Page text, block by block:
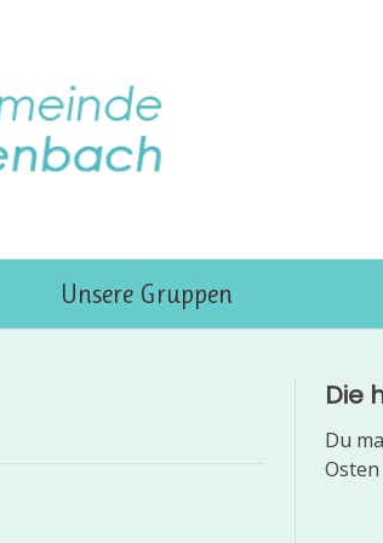
Unsere Gruppen
Die
Du